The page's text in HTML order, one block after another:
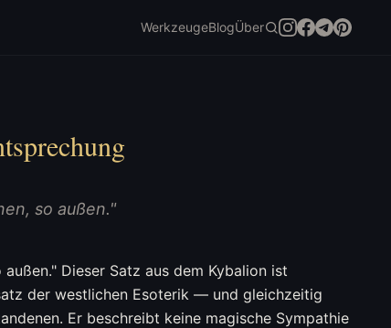
WerkzeugeBlogÜber
so außen."
Dieser Satz aus dem Kybalion ist
der westlichen Esoterik — und gleichzeitig
Er beschreibt keine magische Sympathie